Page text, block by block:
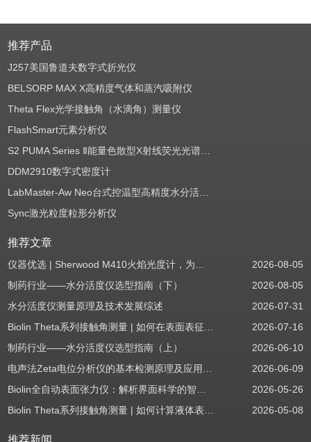
推荐产品
J257美国鲁道夫数字式折光仪
BELSORP MAX X高精度气体和蒸汽吸附仪
Theta Flex光学接触角（水滴角）测量仪
FlashSmart元素分析仪
S2 PUMA Series Ⅱ能量色散型X射线荧光光谱仪（EDXRF）
DDM2910数字式密度计
LabMaster-Aw Neo台式控温型高精度水分活度测定仪
Sync激光粒度粒形分析仪
推荐文章
仪器优选 | Sherwood M410火焰光度计，为用户检测提供值得信赖的基准方案
2026-08-05
制药行业——水分活度仪选型指南（下）
2026-08-05
水分活度仪测量原理及技术发展综述
2026-07-31
Biolin Theta系列接触角测量 | 如何在表面表征应用中使用接触角：后退角
2026-07-16
制药行业——水分活度仪选型指南（上）
2026-06-10
电声法Zeta电位分析仪的基本检测原理及应用场景
2026-06-09
Biolin全自动表面张力仪：解析界面科学的智能之眼
2026-05-26
Biolin Theta系列接触角测量 | 如何计算液体表面张力分量
2026-05-08